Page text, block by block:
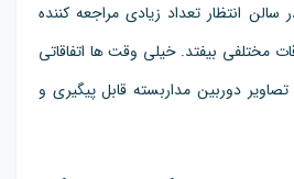
انتظار تعداد زیادی مراجعه کننده
مختلفی بیفتد. خیلی وقت ها اتفاقاتی
دوربین مداربسته قابل پیگیری و